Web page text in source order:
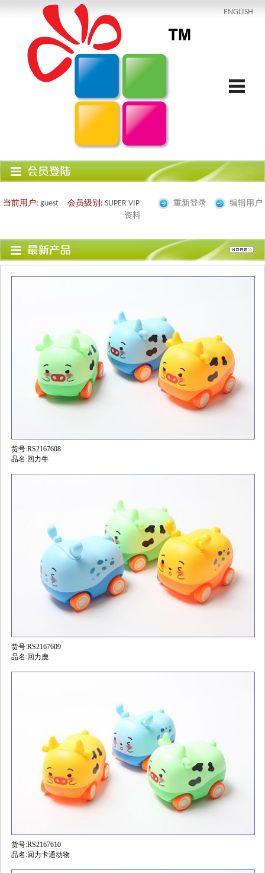
ENGLISH
当前用户: guest 会员级别: SUPER VIP 重新登录
编辑用户
资料